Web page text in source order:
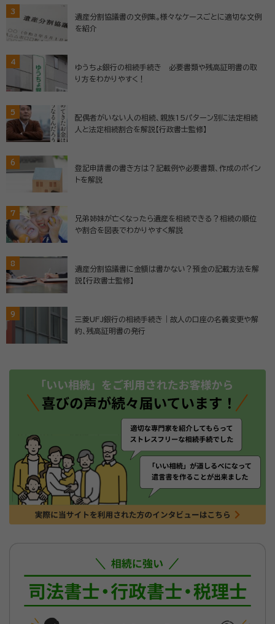
3
遺産分割協議書の文例集。様々なケースごとに適切な文例
を紹介
4
ゆうちょ銀行の相続手続き 必要書類や残高証明書の取
り方をわかりやすく！
5
配偶者がいない人の相続、親族15パターン別に法定相続
人と法定相続割合を解説【行政書士監修】
6
登記申請書の書き方は？記載例や必要書類、作成のポイン
トを解説
7
兄弟姉妹が亡くなったら遺産を相続できる？相続の順位
や割合を図表でわかりやすく解説
8
遺産分割協議書に金額は書かない？預金の記載方法を解
説【行政書士監修】
9
三菱UFJ銀行の相続手続き｜故人の口座の名義変更や解
約、残高証明書の発行